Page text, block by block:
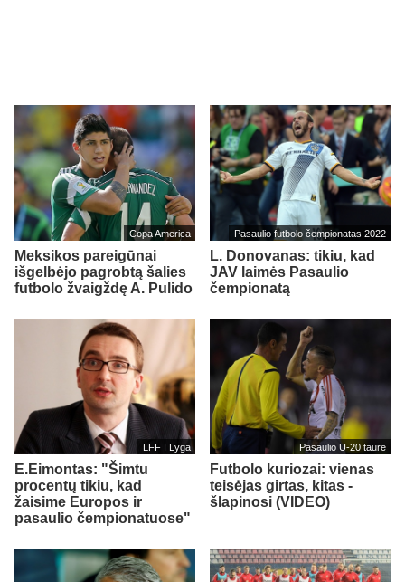
Copa America
Meksikos pareigūnai
išgelbėjo pagrobtą šalies
futbolo žvaigždę A. Pulido
Pasaulio futbolo čempionatas 2022
L. Donovanas: tikiu, kad
JAV laimės Pasaulio
čempionatą
LFF I Lyga
E.Eimontas: "Šimtu
procentų tikiu, kad
žaisime Europos ir
pasaulio čempionatuose"
Pasaulio U-20 taurė
Futbolo kuriozai: vienas
teisėjas girtas, kitas -
šlapinosi (VIDEO)